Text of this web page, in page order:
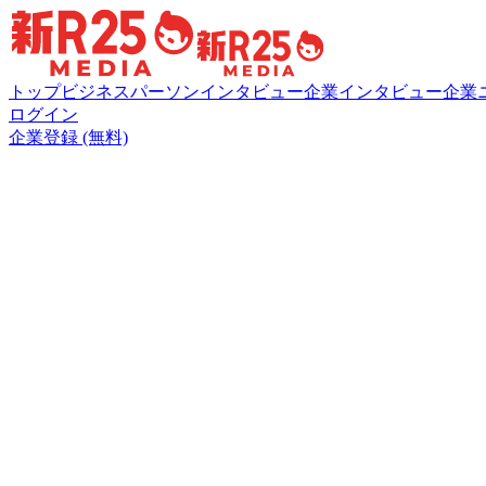
トップビジネスパーソンインタビュー企業インタビュー企業
ログイン
企業登録 (無料)